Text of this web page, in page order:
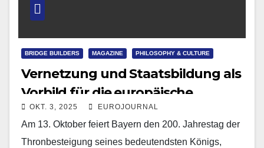
BRIDGE BUILDERS MAGAZINE PHILOSOPHY & CULTURE
Vernetzung und Staatsbildung als
Vorbild für die europäische
Einigung
OKT. 3, 2025 EUROJOURNAL
Am 13. Oktober feiert Bayern den 200. Jahrestag der
Thronbesteigung seines bedeutendsten Königs,